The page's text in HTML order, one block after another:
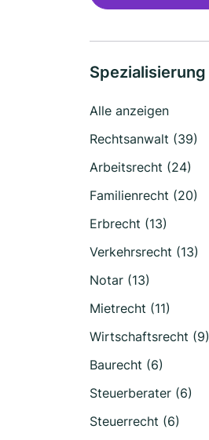
Spezialisierung
Alle anzeigen
Rechtsanwalt (39)
Arbeitsrecht (24)
Familienrecht (20)
Erbrecht (13)
Verkehrsrecht (13)
Notar (13)
Mietrecht (11)
Wirtschaftsrecht (9)
Baurecht (6)
Steuerberater (6)
Steuerrecht (6)